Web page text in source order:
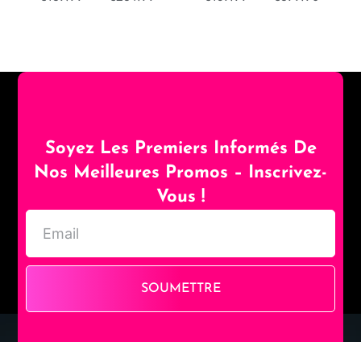
Soyez Les Premiers Informés De
Nos Meilleures Promos – Inscrivez-
Vous !
SOUMETTRE